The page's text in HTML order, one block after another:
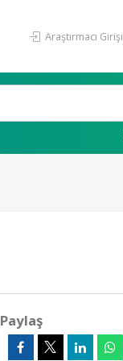
Araştırmacı Girişi
Paylaş